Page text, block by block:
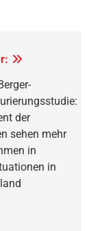
der
sehen mehr
in
in